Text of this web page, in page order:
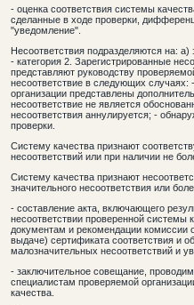
- оценка соответствия системы
сделанные в ходе проверки,
"уведомление".
Несоответствия подразделяются на:
- категория 2. Зарегистрированные
представляют руководству
несоответствие в следующих
организации представлены
несоответствие не является
несоответствия аннулируется; -
проверки.
Систему качества признают
несоответствий или при наличии не
Систему качества признают
значительного несоответствия или
- составление акта, включающего
несоответствии проверенной системы
документам и рекомендации комиссии
выдаче) сертификата соответствия и
малозначительных несоответствий и
- заключительное совещание,
специалистам проверяемой
качества.